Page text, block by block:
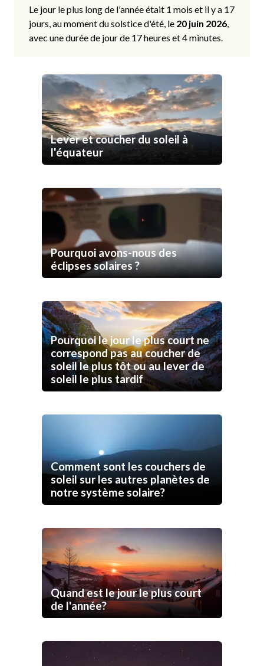
Le jour le plus long de l'année était 1 mois et il y a 17
jours, au moment du solstice d'été, le 20 juin 2026,
avec une durée de jour de 17 heures et 4 minutes.
Lever et coucher du soleil à
l'équateur
Pourquoi avons-nous des
éclipses solaires ?
Pourquoi le jour le plus court ne
correspond pas au coucher de
soleil le plus tôt ou au lever de
soleil le plus tardif
Comment sont les couchers de
soleil sur les autres planètes de
notre système solaire?
Quand est le jour le plus court
de l'année?